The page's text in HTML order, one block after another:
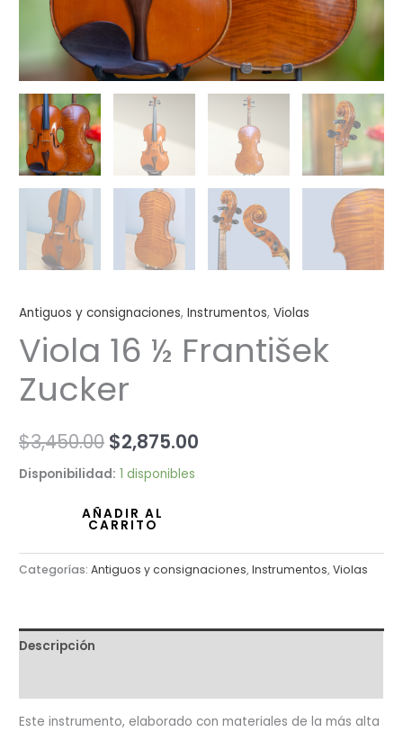
Antiguos y consignaciones,Instrumentos,Violas
Viola 16 ½ František
Zucker
$3,450.00 $2,875.00
Disponibilidad: 1 disponibles
AÑADIR AL
CARRITO
Categorías:Antiguos y consignaciones,Instrumentos,Violas
Descripción
Este instrumento, elaborado con materiales de la más alta